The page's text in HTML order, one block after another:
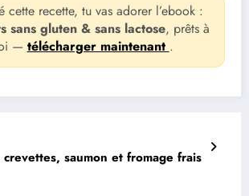
cette recette, tu vas adorer l’ebook :
sans gluten & sans lactose, prêts à
— télécharger maintenant .
saumon et fromage frais